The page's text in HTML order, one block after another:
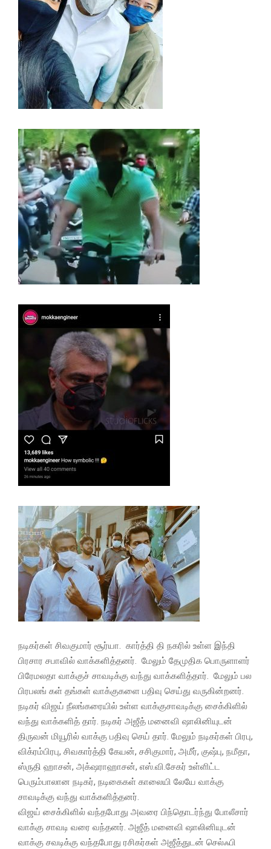
நடிகர்கள் சிவகுமார் சூர்யா. கார்த்தி தி நகரில் உள்ள இந்தி
பிரசார சபாவில் வாக்களித்தனர். மேலும் தேமுதிக பொருளாளர்
பிரேமலதா வாக்குச் சாவடிக்கு வந்து வாக்களித்தார். மேலும் பல
பிரபலங் கள் தங்கள் வாக்குகளை பதிவு செய்து வருகின்றனர்.
நடிகர் விஜய் நீலங்கரையில் உள்ள வாக்குசாவடிக்கு சைக்கிளில்
வந்து வாக்களித் தார். நடிகர் அஜீத் மனைவி ஷாலினியுடன்
திருவன் மியூரில் வாக்கு பதிவு செய் தார். மேலும் நடிகர்கள் பிரபு,
விக்ரம்பிரபு, சிவகார்த்தி கேயன், சசிகுமார், அமீர், குஷ்பு, நமீதா,
ஸ்ருதி ஹாசன், அக்‌ஷராஹாசன், எஸ்.வி.சேகர் உள்ளிட்ட
பெரும்பாலான நடிகர், நடிகைகள் காலையி லேயே வாக்கு
சாவடிக்கு வந்து வாக்களித்தனர்.
விஜய் சைக்கிளில் வந்தபோது அவரை பிந்தொடர்ந்து போலீசார்
வாக்கு சாவடி வரை வந்தனர். அஜீத் மனைவி ஷாலினியுடன்
வாக்கு சவடிக்கு வந்தபோது ரசிகர்கள் அஜீத்துடன் செல்ஃபி